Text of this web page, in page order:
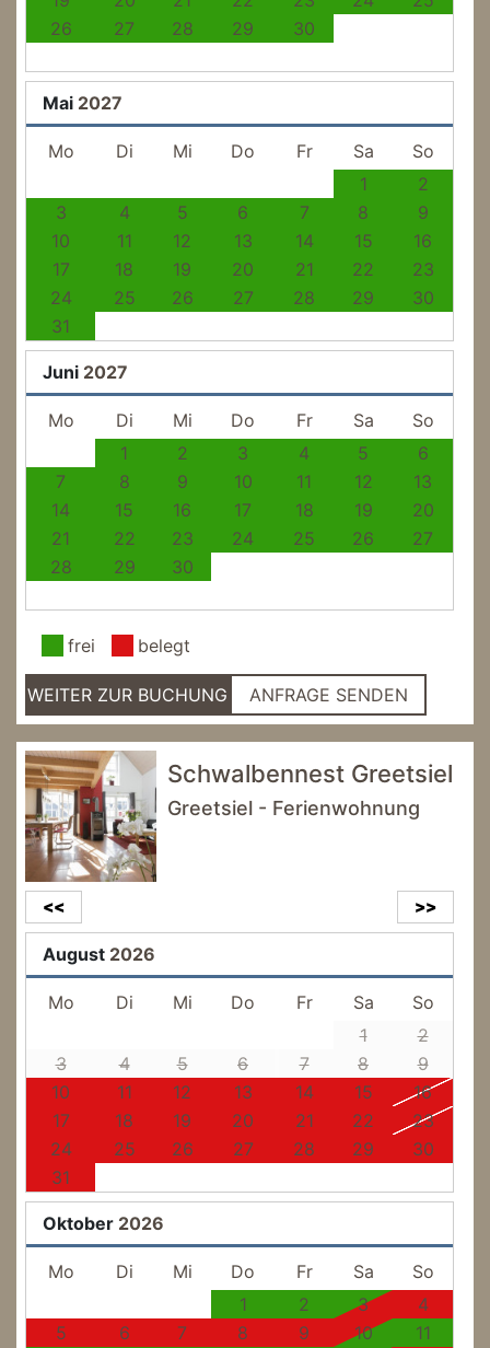
26
27 28 29 30
Mai 2027
Mo Di Mi Do Fr Sa
So
1
2
3
4 5 6 7 8
9
10
11 12 13 14 15
16
17
18 19 20 21 22
23
24
25 26 27 28 29
30
31
Juni 2027
Mo Di Mi Do Fr Sa
So
1
2 3 4 5
6
7
8 9 10 11 12
13
14
15 16 17 18 19
20
21
22 23 24 25 26
27
28
29 30
frei belegt
WEITER ZUR BUCHUNG ANFRAGE SENDEN
Schwalbennest Greetsiel
Greetsiel - Ferienwohnung
>>
<<
August 2026
Mo Di Mi Do Fr Sa
So
1
2
3
4 5 6 7 8
9
10
11 12 13 14 15
16
17
18 19 20 21 22
23
24
25 26 27 28 29
30
31
Oktober 2026
Mo Di Mi Do Fr Sa
So
1
2 3
4
5
6 7 8 9 10
11